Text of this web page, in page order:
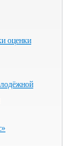
оценки